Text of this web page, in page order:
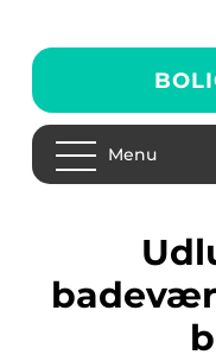
Menu
Udluftning af